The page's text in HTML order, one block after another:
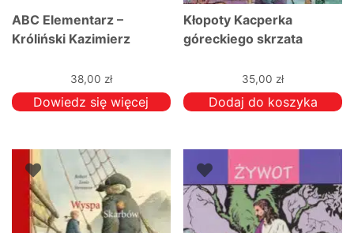
ABC Elementarz –
Króliński Kazimierz
38,00 zł
Dowiedz się więcej
Kłopoty Kacperka
góreckiego skrzata
35,00 zł
Dodaj do koszyka